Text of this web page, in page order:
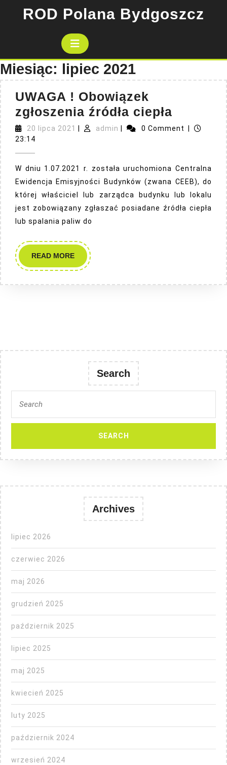
ROD Polana Bydgoszcz
Open
Button
Miesiąc: lipiec 2021
UWAGA ! Obowiązek
zgłoszenia źródła ciepła
!
źródła
ciepła
20 lipca 2021 20
admin admin 0 Comment
23:14
W dniu 1.07.2021 r. została uruchomiona Centralna
Ewidencja Emisyjności Budynków (zwana CEEB), do
której właściciel lub zarządca budynku lub lokalu
jest zobowiązany zgłaszać posiadane źródła ciepła
lub spalania paliw do
READ MOREREAD
MORE
Search
for:
Archives
lipiec 2026
czerwiec 2026
maj 2026
grudzień 2025
październik 2025
lipiec 2025
maj 2025
kwiecień 2025
luty 2025
październik 2024
wrzesień 2024